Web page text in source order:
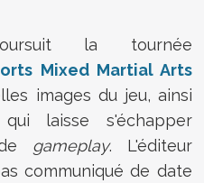
la tournée
Mixed Martial Arts
images du jeu, ainsi
laisse s'échapper
gameplay. L'éditeur
communiqué de date